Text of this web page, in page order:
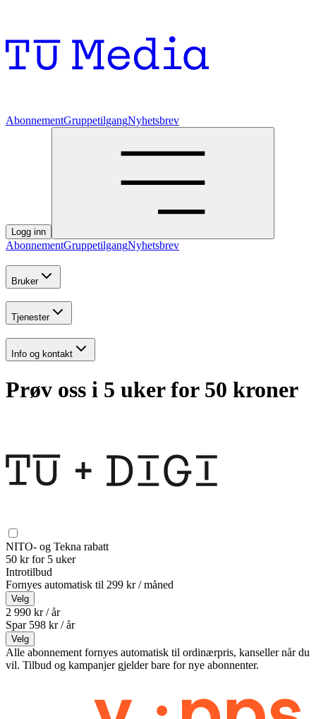
AbonnementGruppetilgangNyhetsbrev
Logg inn
AbonnementGruppetilgangNyhetsbrev
Bruker
Tjenester
Info og kontakt
Prøv oss i 5 uker for 50 kroner
NITO- og Tekna rabatt
50 kr for 5 uker
Introtilbud
Fornyes automatisk til 299 kr / måned
Velg
2 990 kr / år
Spar 598 kr /år
Velg
Alle abonnement fornyes automatisk til ordinærpris, kanseller når du
vil. Tilbud og kampanjer gjelder bare for nye abonnenter.